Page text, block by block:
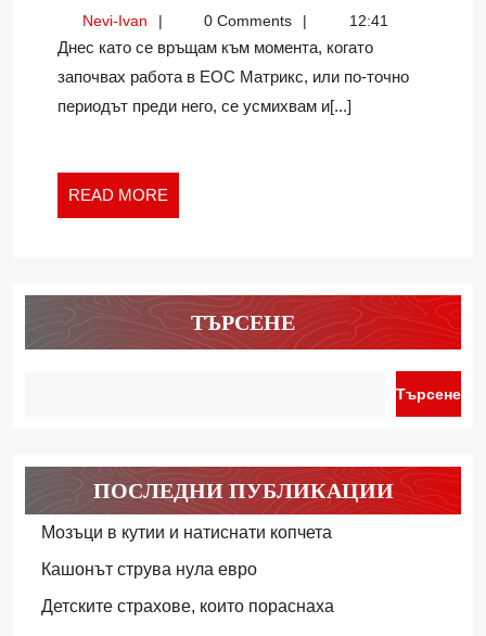
–
ДОМ
И
СЕМЕЙСТВО
Nevi-IvanNevi-
Ivan
0 Comments 12:41
Днес като се връщам към момента, когато
започвах работа в ЕОС Матрикс, или по-точно
периодът преди него, се усмихвам и[...]
READ MORE
MORE
ТЪРСЕНЕ
Търсене
ПОСЛЕДНИ ПУБЛИКАЦИИ
Мозъци в кутии и натиснати копчета
Кашонът струва нула евро
Детските страхове, които пораснаха